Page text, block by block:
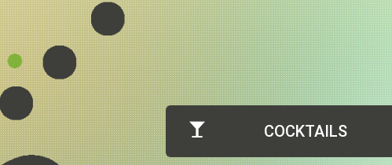
COCKTAILS